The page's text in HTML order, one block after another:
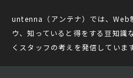
untenna（アンテナ）では、Web
ウ、知っていると得をする豆知識
くスタッフの考えを発信しています